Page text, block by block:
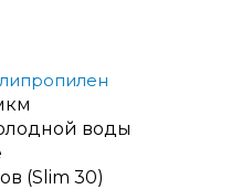
воды
(Slim 30)